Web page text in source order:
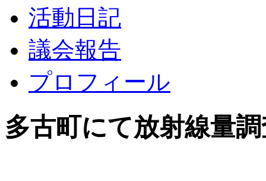
活動日記
議会報告
プロフィール
多古町にて放射線量